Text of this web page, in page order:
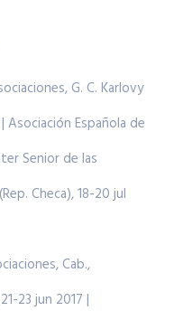
G. C. Karlovy
Asociación Española de
Senior de las
Checa), 18-20 jul
Cab.,
23 jun 2017 |